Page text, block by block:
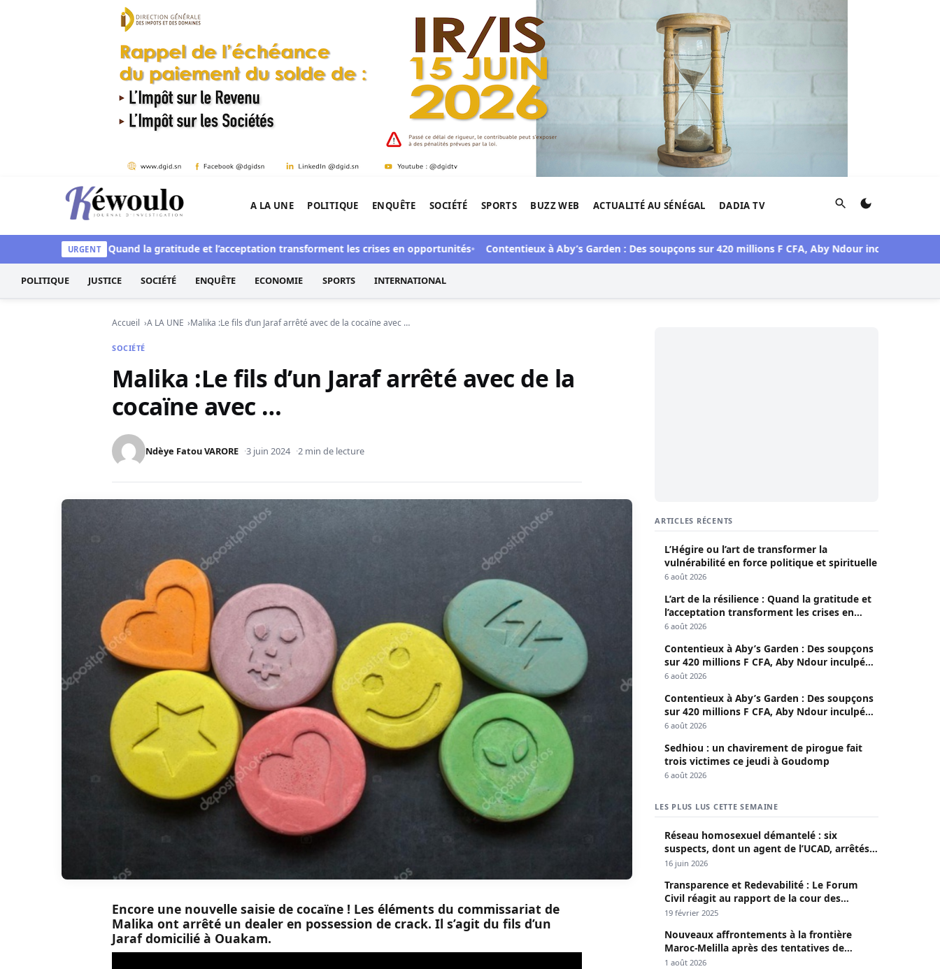
Aller au contenu
Kéwoulo, le premier site d'information et d'investigation de l'Afrique.
A LA UNE POLITIQUE ENQUÊTE SOCIÉTÉ SPORTS BUZZ WEB ACTUALITÉ AU SÉNÉGAL DADIA TV Rechercher
URGENT
la résilience : Quand la gratitude et l’acceptation transforment les crises en opportunités Contentieux à Aby’s Garden : Des soupçons sur 420 millions F CFA, Aby Ndour inculpée pour abus
POLITIQUE JUSTICE SOCIÉTÉ ENQUÊTE ECONOMIE SPORTS INTERNATIONAL
Accueil A LA UNE Malika :Le fils d’un Jaraf arrêté avec de la cocaïne avec …
SOCIÉTÉ
Malika :Le fils d’un Jaraf arrêté avec de la
cocaïne avec …
Ndèye Fatou VARORE 3 juin 2024 2 min de lecture
Encore une nouvelle saisie de cocaïne ! Les éléments du commissariat de
Malika ont arrêté un dealer en possession de crack. Il s’agit du fils d’un
Jaraf domicilié à Ouakam.
ARTICLES RÉCENTS
L’Hégire ou l’art de transformer la
vulnérabilité en force politique et spirituelle
6 août 2026
L’art de la résilience : Quand la gratitude et
l’acceptation transforment les crises en
opportunités
6 août 2026
Contentieux à Aby’s Garden : Des soupçons
sur 420 millions F CFA, Aby Ndour inculpée
pour abus de biens sociaux
6 août 2026
Contentieux à Aby’s Garden : Des soupçons
sur 420 millions F CFA, Aby Ndour inculpée
pour abus de biens sociaux
6 août 2026
Sedhiou : un chavirement de pirogue fait
trois victimes ce jeudi à Goudomp
6 août 2026
LES PLUS LUS CETTE SEMAINE
Réseau homosexuel démantelé : six
suspects, dont un agent de l’UCAD, arrêtés à
Keur Massar ; l’un avoue avoir propagé le
16 juin 2026
Transparence et Redevabilité : Le Forum
Civil réagit au rapport de la cour des
comptes
19 février 2025
Nouveaux affrontements à la frontière
Maroc-Melilla après des tentatives de
passage
1 août 2026